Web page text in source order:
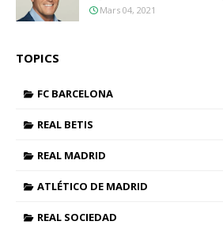
Mars 04, 2021
TOPICS
FC BARCELONA
REAL BETIS
REAL MADRID
ATLÉTICO DE MADRID
REAL SOCIEDAD